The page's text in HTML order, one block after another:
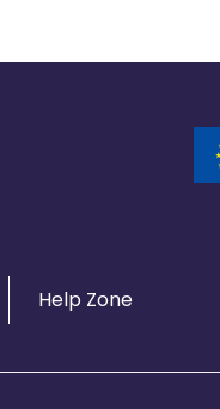
Help Zone